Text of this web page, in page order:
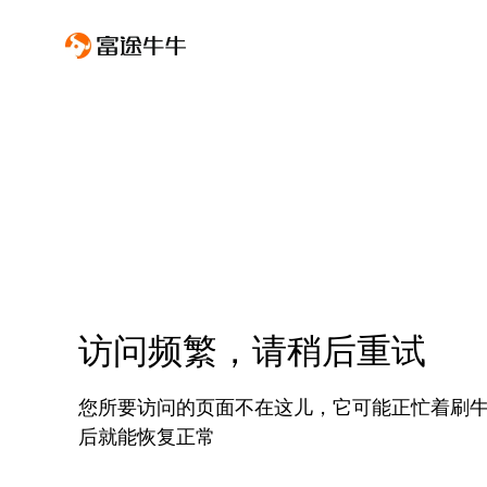
访问频繁，请稍后重试
您所要访问的页面不在这儿，它可能正忙着刷
后就能恢复正常